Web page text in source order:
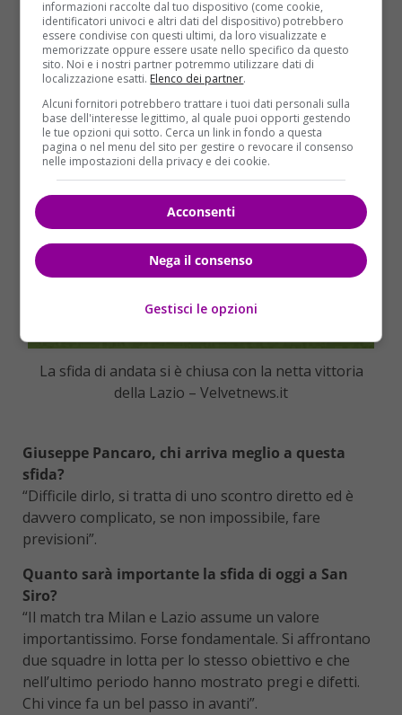
La sfida di andata si è chiusa con la netta vittoria
della Lazio – Velvetnews.it
Giuseppe Pancaro, chi arriva meglio a questa
sfida?
“Difficile dirlo, si tratta di uno scontro diretto ed è
davvero complicato, se non impossibile, fare
previsioni”.
Quanto sarà importante la sfida di oggi a San
Siro?
“Il match tra Milan e Lazio assume un valore
importantissimo. Forse fondamentale. Si affrontano
due squadre in lotta per lo stesso obiettivo e che
nell’ultimo periodo hanno mostrato pregi e difetti.
Chi vince fa un bel passo in avanti”.
informazioni raccolte dal tuo dispositivo (come cookie,
identificatori univoci e altri dati del dispositivo) potrebbero
essere condivise con questi ultimi, da loro visualizzate e
memorizzate oppure essere usate nello specifico da questo
sito. Noi e i nostri partner potremmo utilizzare dati di
localizzazione esatti. Elenco dei partner.
Alcuni fornitori potrebbero trattare i tuoi dati personali sulla
base dell'interesse legittimo, al quale puoi opporti gestendo
le tue opzioni qui sotto. Cerca un link in fondo a questa
pagina o nel menu del sito per gestire o revocare il consenso
nelle impostazioni della privacy e dei cookie.
Acconsenti
Nega il consenso
Gestisci le opzioni